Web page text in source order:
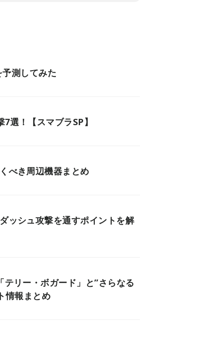
測してみた
選！【スマブラSP】
べき周辺機器まとめ
ッシュ攻撃を通すポイントを解
テリー・ボガード」と”さらなる
情報まとめ